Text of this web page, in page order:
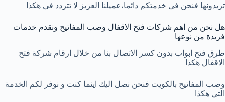
تريدونها فنحن فى خدمتكم دائما،عميلنا العزيز لا تتردد في هكذا
هل نحن من اهم شركات فتح الاقفال وصب المفاتيح ونقدم خدمات
فريدة من نوعها
طرق فتح ابواب بدون كسر الاتصال بنا من خلال ارقام شركة فتح
الاقفال هكذا
وصب المفاتيح بالكويت فنحن نصل اليك اينما كنت و نوفر لكم الخدمة
التي هكذا